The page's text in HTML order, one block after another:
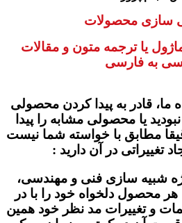
سازی محصولات
یا ترجمه متون و مقالات
به فارسی
ما، قادر به پیدا کردن محصولی
یا محصولی مشابه را پیدا
مطابق با خواسته شما نیست
تغییراتی در آن دارید :
شبیه سازی فنی و مهندسی،
محصول دلخواه خود را با در
و تغییرات مد نظر خود همین